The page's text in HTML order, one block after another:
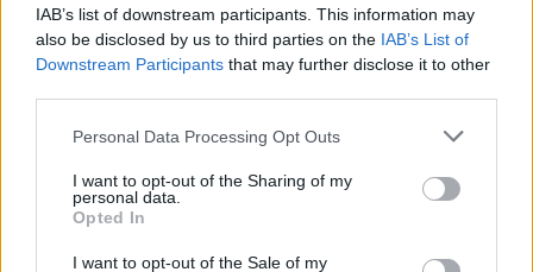
IAB’s list of downstream participants. This information may
also be disclosed by us to third parties on the IAB’s List of
Downstream Participants that may further disclose it to other
Please note that this website/app uses one or more Google
not limited to your visit or usage behaviour. You may click to
grant or deny consent to Google and its third-party tags to
use your data for below specified purposes in below Google
consent section.
Personal Data Processing Opt Outs
I want to opt-out of the Sharing of my
personal data.
Opted In
I want to opt-out of the Sale of my